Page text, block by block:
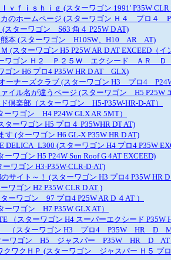
ｙｆｉｓｈｉｇ (スターワゴン 1991' P35W CLR
のホームページ (スターワゴン Ｈ４ プロ４
スターワゴン S63 角４ P25W D AT)
本 (スターワゴン H10SW、H10 AR AT)
(スターワゴン H5 P25W AR D AT EXCEED（
ーワゴン Ｈ２ Ｐ２５Ｗ エクシード ＡＲ
ゴン H6 プロ4 P35W HR D AT GLX)
オーナーズクラブ (スターワゴン H3 プロ4
イル名が違うページ (スターワゴン H5 P25W
倶楽部（スターワゴン H5-P35W-HR-D-AT）
ーワゴン H4 P24W GLX AR 5MT）
ターワゴン H5 プロ４ P35WHR DT AT)
す (ターワゴン H6 GL-X P35W HR D AT)
DELICA_L300 (スターワゴン H4 プロ4 P35W
ーワゴン H5 P24W Sun Roof G 4AT EXCEED)
ーワゴン H3-P35W-CLR-D-AT)
サイト～！ (スターワゴン H3 プロ4 P35W HR D
ワゴン H2 P35W CLR D AT )
ーワゴン 97 プロ4 P25W AR D ４AT ）
ーワゴン H7 P35W GLX AT）
（スターワゴン H4 スーパーエクシード P35W
（スターワゴン H3 プロ4 P35W HR D
ターワゴン H5 ジャスパー P35W HR D AT
クワクＨＰ (スターワゴン ジャスパー Ｈ５ プ